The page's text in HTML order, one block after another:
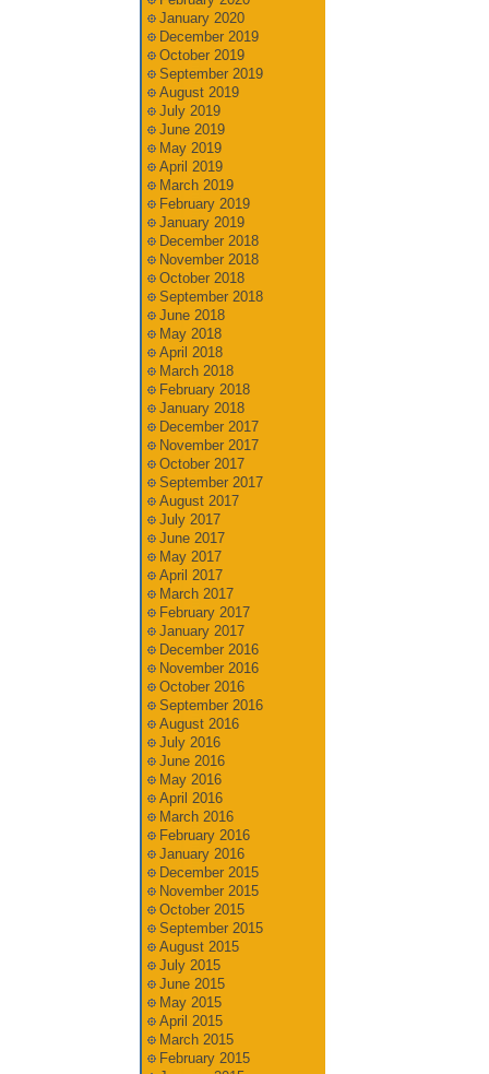
January 2020
December 2019
October 2019
September 2019
August 2019
July 2019
June 2019
May 2019
April 2019
March 2019
February 2019
January 2019
December 2018
November 2018
October 2018
September 2018
June 2018
May 2018
April 2018
March 2018
February 2018
January 2018
December 2017
November 2017
October 2017
September 2017
August 2017
July 2017
June 2017
May 2017
April 2017
March 2017
February 2017
January 2017
December 2016
November 2016
October 2016
September 2016
August 2016
July 2016
June 2016
May 2016
April 2016
March 2016
February 2016
January 2016
December 2015
November 2015
October 2015
September 2015
August 2015
July 2015
June 2015
May 2015
April 2015
March 2015
February 2015